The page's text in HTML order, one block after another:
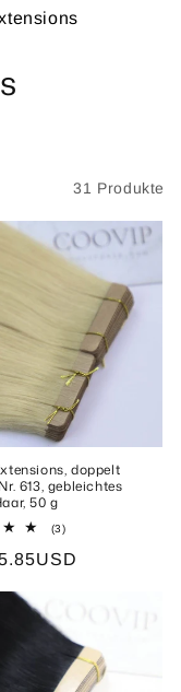
31 Produkte
doppelt
613, gebleichtes
50 g
(3)3
insgesamt